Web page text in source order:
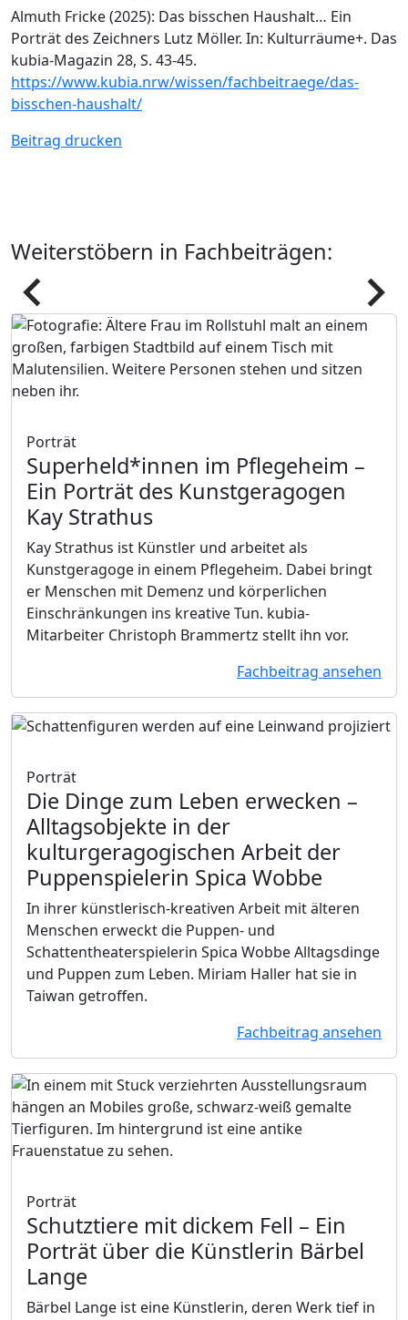
Almuth Fricke (2025): Das bisschen Haushalt… Ein
Porträt des Zeichners Lutz Möller. In: Kulturräume+. Das
kubia-Magazin 28, S. 43-45.
https://www.kubia.nrw/wissen/fachbeitraege/das-
bisschen-haushalt/
Beitrag drucken
Weiterstöbern in Fachbeiträgen:
Pfeil Pfeil
Porträt
Superheld*innen im Pflegeheim –
Ein Porträt des Kunstgeragogen
Kay Strathus
Kay Strathus ist Künstler und arbeitet als
Kunstgeragoge in einem Pflegeheim. Dabei bringt
er Menschen mit Demenz und körperlichen
Einschränkungen ins kreative Tun. kubia-
Mitarbeiter Christoph Brammertz stellt ihn vor.
Fachbeitrag ansehen
Porträt
Die Dinge zum Leben erwecken –
Alltagsobjekte in der
kulturgeragogischen Arbeit der
Puppenspielerin Spica Wobbe
In ihrer künstlerisch-kreativen Arbeit mit älteren
Menschen erweckt die Puppen- und
Schattentheaterspielerin Spica Wobbe Alltagsdinge
und Puppen zum Leben. Miriam Haller hat sie in
Taiwan getroffen.
Fachbeitrag ansehen
Porträt
Schutztiere mit dickem Fell – Ein
Porträt über die Künstlerin Bärbel
Lange
Bärbel Lange ist eine Künstlerin, deren Werk tief in